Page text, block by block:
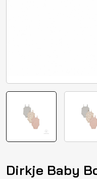
Dirkje Baby